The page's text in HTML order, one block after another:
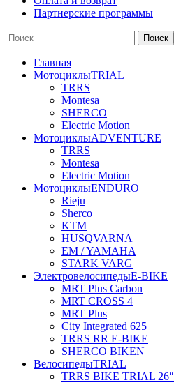
Партнерcкие программы
Поиск
Главная
МотоциклыTRIAL
TRRS
Montesa
SHERCO
Electric Motion
МотоциклыADVENTURE
TRRS
Montesa
Electric Motion
МотоциклыENDURO
Rieju
Sherco
KTM
HUSQVARNA
EM / YAMAHA
STARK VARG
ЭлектровелосипедыE-BIKE
MRT Plus Carbon
MRT CROSS 4
MRT Plus
City Integrated 625
TRRS RR E-BIKE
SHERCO BIKEN
ВелосипедыTRIAL
TRRS BIKE TRIAL 26″